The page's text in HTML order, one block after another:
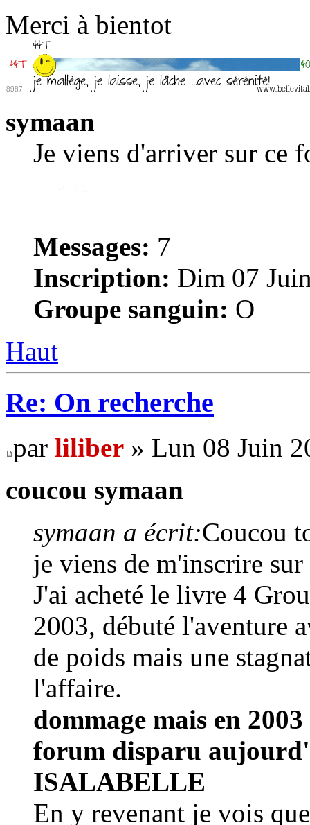
Merci à bientot
symaan
Je viens d'arriver sur ce
Messages: 7
Inscription: Dim 07
Groupe sanguin: O
Haut
Re: On recherche
par liliber » Lun 08 Juin
coucou symaan
symaan a écrit:Coucou
je viens de m'inscrire
J'ai acheté le livre 4
2003, débuté l'aventure
de poids mais une
l'affaire.
dommage mais en
forum disparu
ISALABELLE
En y revenant je vois